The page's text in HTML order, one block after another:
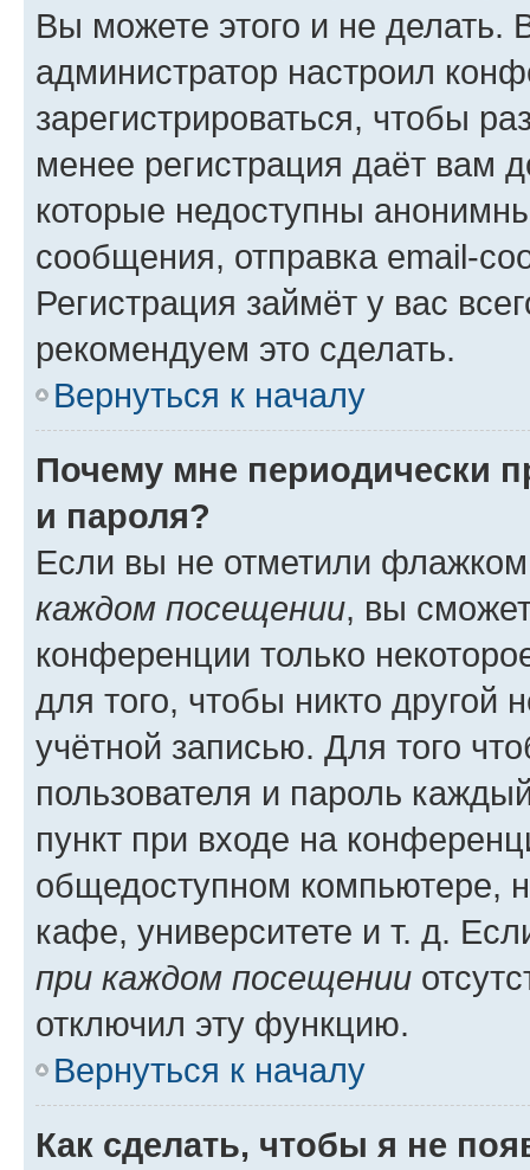
Вы можете этого и не делать.
администратор настроил
зарегистрироваться, чтобы
менее регистрация даёт вам
которые недоступны
сообщения, отправка email-
Регистрация займёт у вас
рекомендуем это сделать.
Вернуться к началу
Почему мне периодически
и пароля?
Если вы не отметили
каждом посещении, вы
конференции только
для того, чтобы никто другой
учётной записью. Для того
пользователя и пароль
пункт при входе на
общедоступном компьютере,
кафе, университете и т. д.
при каждом посещении
отключил эту функцию.
Вернуться к началу
Как сделать, чтобы я не